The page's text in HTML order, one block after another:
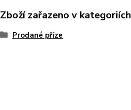
Zboží zařazeno v kategoriích
Prodané příze